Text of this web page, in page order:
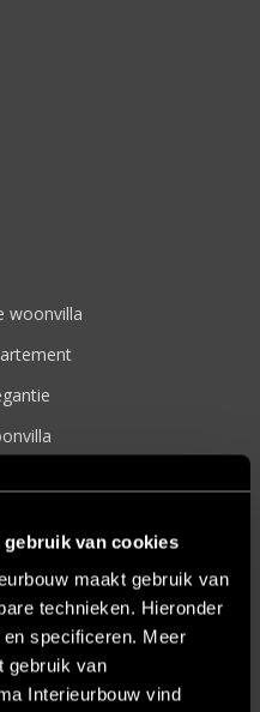
van cookies
maakt gebruik van
technieken. Hieronder
specificeren. Meer
gebruik van
Interieurbouw vind
woonvilla